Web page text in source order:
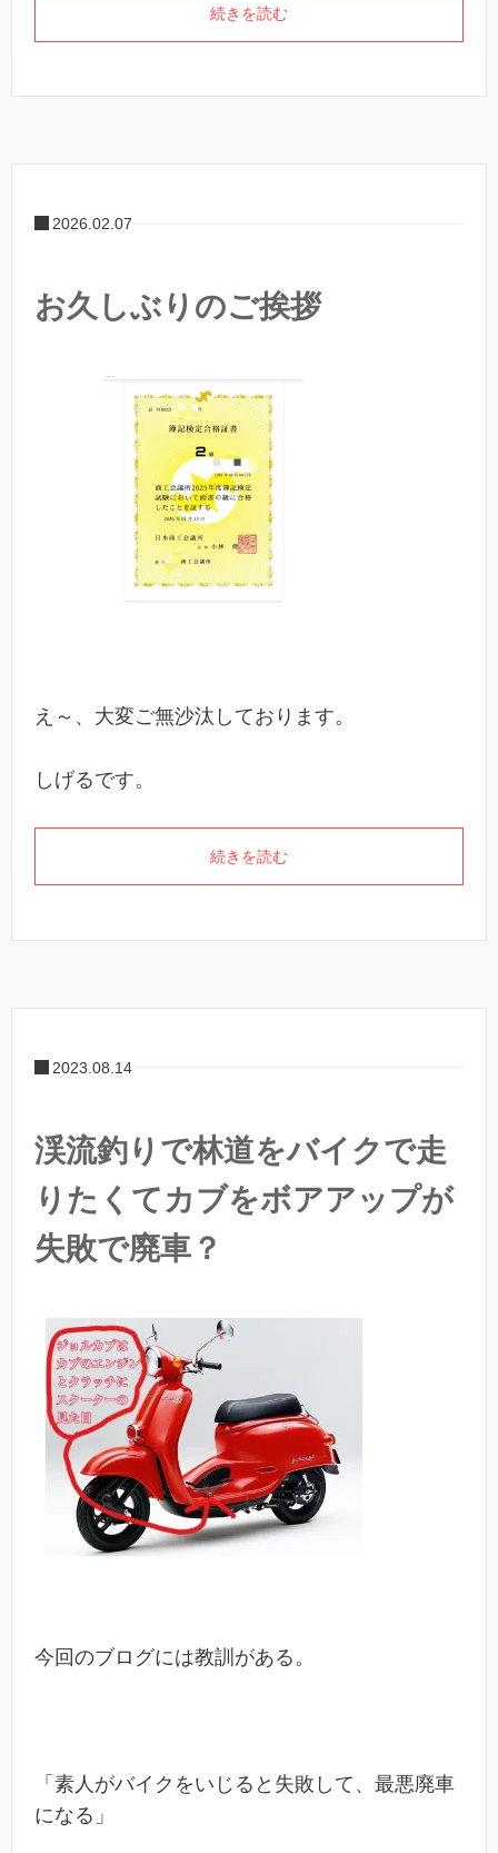
続きを読む
2026.02.07
お久しぶりのご挨拶
え～、大変ご無沙汰しております。
しげるです。
続きを読む
2023.08.14
渓流釣りで林道をバイクで走
りたくてカブをボアアップが
失敗で廃車？
今回のブログには教訓がある。
「素人がバイクをいじると失敗して、最悪廃車
になる」